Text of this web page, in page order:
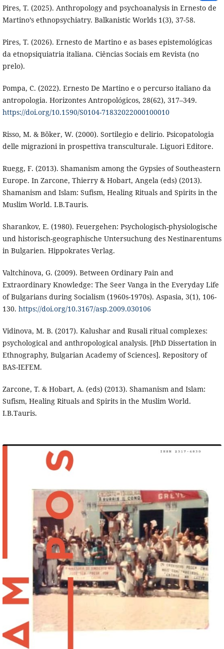
Pires, T. (2025). Anthropology and psychoanalysis in Ernesto de
Martino’s ethnopsychiatry. Balkanistic Worlds 1(3), 37-58.
Pires, T. (2026). Ernesto de Martino e as bases epistemológicas
da etnopsiquiatria italiana. Ciências Sociais em Revista (no
prelo).
Pompa, C. (2022). Ernesto De Martino e o percurso italiano da
antropologia. Horizontes Antropológicos, 28(62), 317–349.
https://doi.org/10.1590/S0104-71832022000100010
Risso, M. & Böker, W. (2000). Sortilegio e delirio. Psicopatologia
delle migrazioni in prospettiva transculturale. Liguori Editore.
Ruegg, F. (2013). Shamanism among the Gypsies of Southeastern
Europe. In Zarcone, Thierry & Hobart, Angela (eds) (2013).
Shamanism and Islam: Sufism, Healing Rituals and Spirits in the
Muslim World. I.B.Tauris.
Sharankov, E. (1980). Feuergehen: Psychologisch-physiologische
und historisch-geographische Untersuchung des Nestinarentums
in Bulgarien. Hippokrates Verlag.
Valtchinova, G. (2009). Between Ordinary Pain and
Extraordinary Knowledge: The Seer Vanga in the Everyday Life
of Bulgarians during Socialism (1960s-1970s). Aspasia, 3(1), 106-
130. https://doi.org/10.3167/asp.2009.030106
Vidinova, M. B. (2017). Kalushar and Rusali ritual complexes:
psychological and anthropological analysis. [PhD Dissertation in
Ethnography, Bulgarian Academy of Sciences]. Repository of
BAS-IEFEM.
Zarcone, T. & Hobart, A. (eds) (2013). Shamanism and Islam:
Sufism, Healing Rituals and Spirits in the Muslim World.
I.B.Tauris.